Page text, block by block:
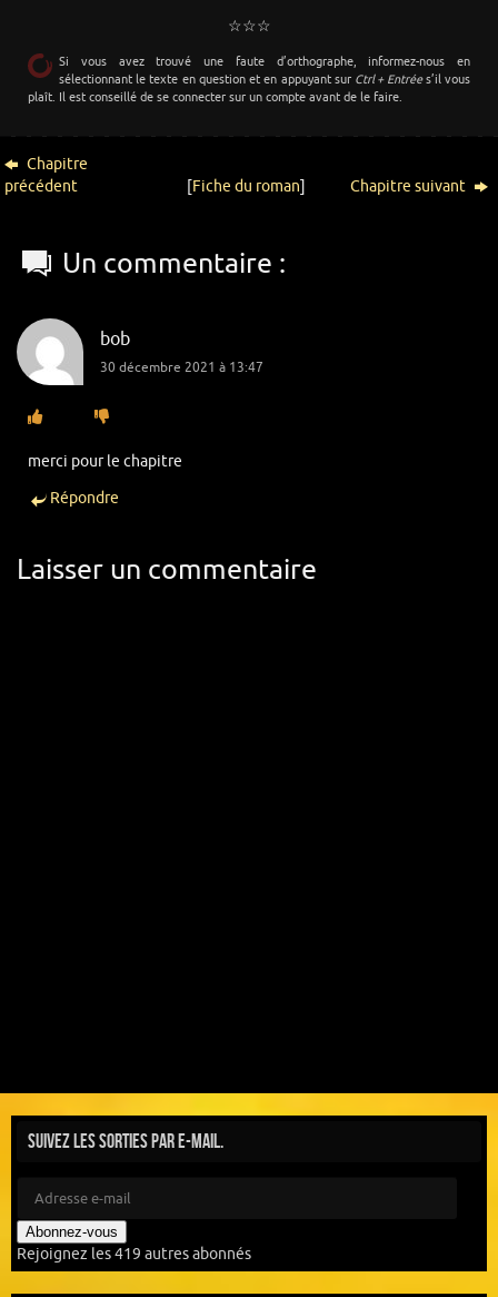
☆☆☆
Si vous avez trouvé une faute d’orthographe, informez-nous en
sélectionnant le texte en question et en appuyant sur Ctrl + Entrées’il vous
plaît. Il est conseillé de se connecter sur un compte avant de le faire.
Chapitre
précédent
[Fiche du roman] Chapitre suivant
Un commentaire :
bob
30 décembre 2021 à 13:47
merci pour le chapitre
Répondre
Laisser un commentaire
Suivez les sorties par e-mail.
Abonnez-vous
Rejoignez les 419 autres abonnés